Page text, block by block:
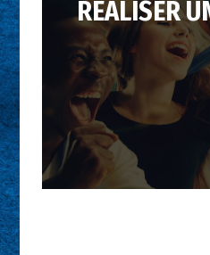
RÉALISER